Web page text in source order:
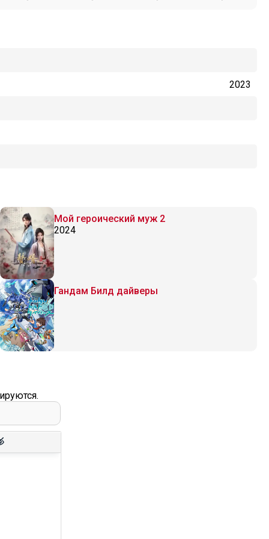
2023
Мой героический муж 2
2024
Гандам Билд дайверы